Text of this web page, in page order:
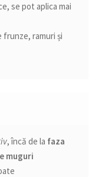
se pot aplica mai
frunze, ramuri și
, încă de la faza
muguri